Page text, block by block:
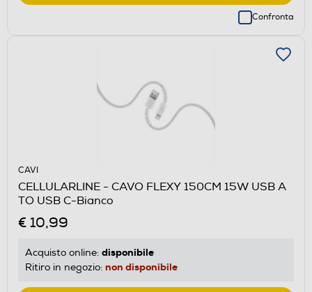
Confronta
CAVI
CELLULARLINE - CAVO FLEXY 150CM 15W USB A
TO USB C-Bianco
€ 10,99
Acquisto online: disponibile
Ritiro in negozio: non disponibile